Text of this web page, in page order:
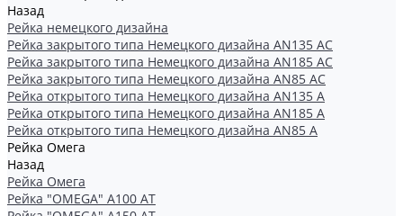
Назад
Рейка немецкого дизайна
Рейка закрытого типа Немецкого дизайна АN135 АС
Рейка закрытого типа Немецкого дизайна АN185 АС
Рейка закрытого типа Немецкого дизайна АN85 АС
Рейка открытого типа Немецкого дизайна АN135 А
Рейка открытого типа Немецкого дизайна АN185 А
Рейка открытого типа Немецкого дизайна АN85 А
Рейка Омега
Назад
Рейка Омега
Рейка "OMEGA" А100 АТ